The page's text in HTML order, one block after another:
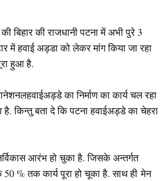
बिहार की राजधानी पटना में अभी पुरे 3
में हवाई अड्डा को लेकर मांग किया जा रहा
हुआ है.
का निर्माण का कार्य चल रहा
किन्तु बता दे कि पटना हवाईअड्डे का चेहरा
आरंभ हो चुका है. जिसके अन्तर्गत
% तक कार्य पूरा हो चूका है. साथ ही मेन